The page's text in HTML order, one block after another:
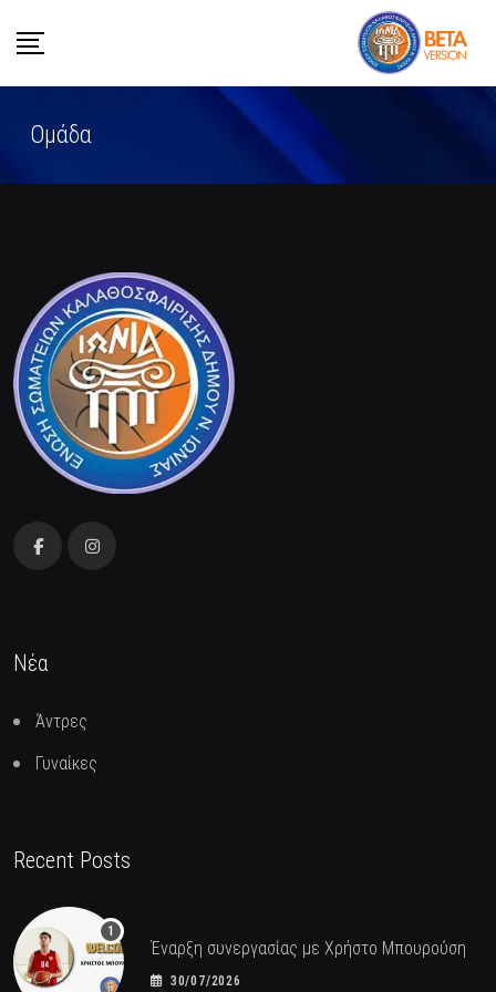
Ομάδα
Νέα
Άντρες
Γυναίκες
Recent Posts
Έναρξη συνεργασίας με Χρήστο Μπουρούση
30/07/2026